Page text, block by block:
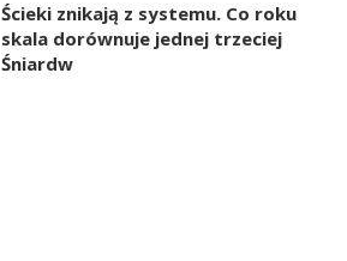
Ścieki znikają z systemu. Co roku
skala dorównuje jednej trzeciej
Śniardw